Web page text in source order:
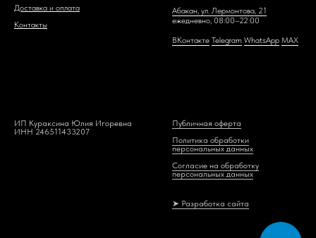
Доставка и оплата
Контакты
Абакан, ул. Лермонтова, 21
ежедневно, 08:00–22:00
ВКонтакте Telegram WhatsApp MAX
ИП Кураксина Юлия Игоревна
ИНН 246511433207
Публичная оферта
Политика обработки
персональных данных
Согласие на обработку
персональных данных
➤ Разработка сайта